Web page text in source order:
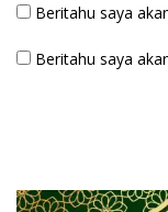
Beritahu saya
Beritahu saya